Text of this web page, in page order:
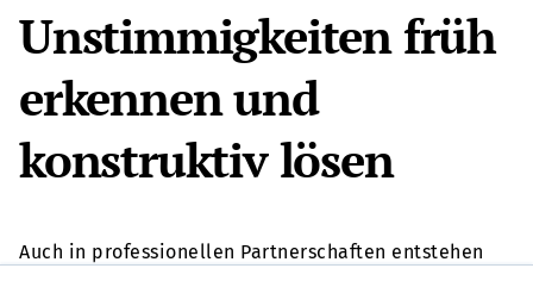
Unstimmigkeiten früh
erkennen und
konstruktiv lösen
Auch in professionellen Partnerschaften entstehen